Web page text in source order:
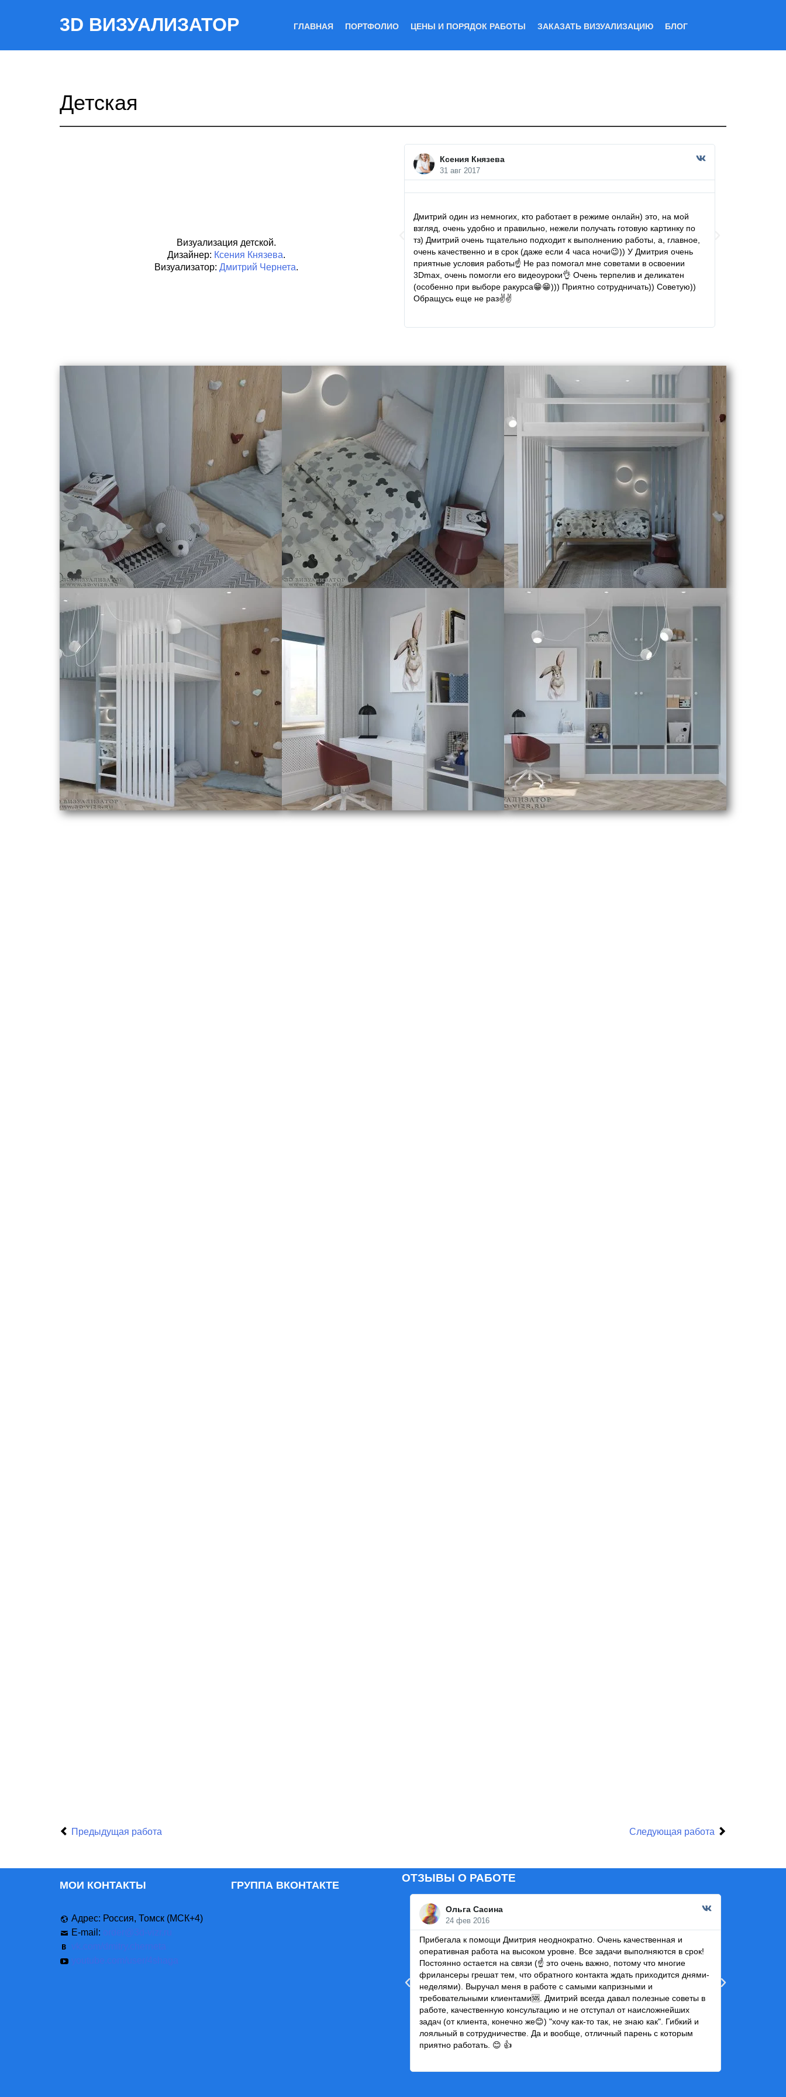
3D ВИЗУАЛИЗАТОР ГЛАВНАЯ ПОРТФОЛИО ЦЕНЫ И ПОРЯДОК РАБОТЫ ЗАКАЗАТЬ ВИЗУАЛИЗАЦИЮ БЛОГ
Детская
Визуализация детской.
Дизайнер: Ксения Князева.
Визуализатор: Дмитрий Чернета.
Ксения Князева
31 авг 2017
Дмитрий один из немногих, кто работает в режиме онлайн) это, на мой
взгляд, очень удобно и правильно, нежели получать готовую картинку по
тз) Дмитрий очень тщательно подходит к выполнению работы, а, главное,
очень качественно и в срок (даже если 4 часа ночи😉)) У Дмитрия очень
приятные условия работы☝ Не раз помогал мне советами в освоении
3Dmax, очень помогли его видеоуроки👌 Очень терпелив и деликатен
(особенно при выборе ракурса😁😁))) Приятно сотрудничать)) Советую))
Обращусь еще не раз✌✌
Предыдущая работа Следующая работа
МОИ КОНТАКТЫ
Адрес: Россия, Томск (МСК+4)
E-mail: order@3d-vizr.ru
vk.com/dmitry.cherneta
youtube.com/user/4shaga
ГРУППА ВКОНТАКТЕ
ОТЗЫВЫ О РАБОТЕ
Ольга Сасина
24 фев 2016
Прибегала к помощи Дмитрия неоднократно. Очень качественная и
оперативная работа на высоком уровне. Все задачи выполняются в срок!
Постоянно остается на связи (☝ это очень важно, потому что многие
фрилансеры грешат тем, что обратного контакта ждать приходится днями-
неделями). Выручал меня в работе с самыми капризными и
требовательными клиентами🆘. Дмитрий всегда давал полезные советы в
работе, качественную консультацию и не отступал от наисложнейших
задач (от клиента, конечно же😊) "хочу как-то так, не знаю как". Гибкий и
лояльный в сотрудничестве. Да и вообще, отличный парень с которым
приятно работать. 😊 👍